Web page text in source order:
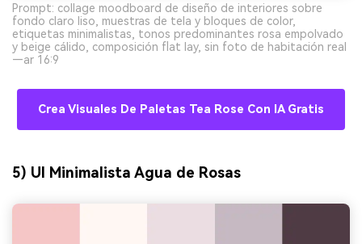
Prompt: collage moodboard de diseño de interiores sobre
fondo claro liso, muestras de tela y bloques de color,
etiquetas minimalistas, tonos predominantes rosa empolvado
y beige cálido, composición flat lay, sin foto de habitación real
—ar 16:9
Crea Visuales De Paletas Tea Rose Con IA Gratis
5) UI Minimalista Agua de Rosas